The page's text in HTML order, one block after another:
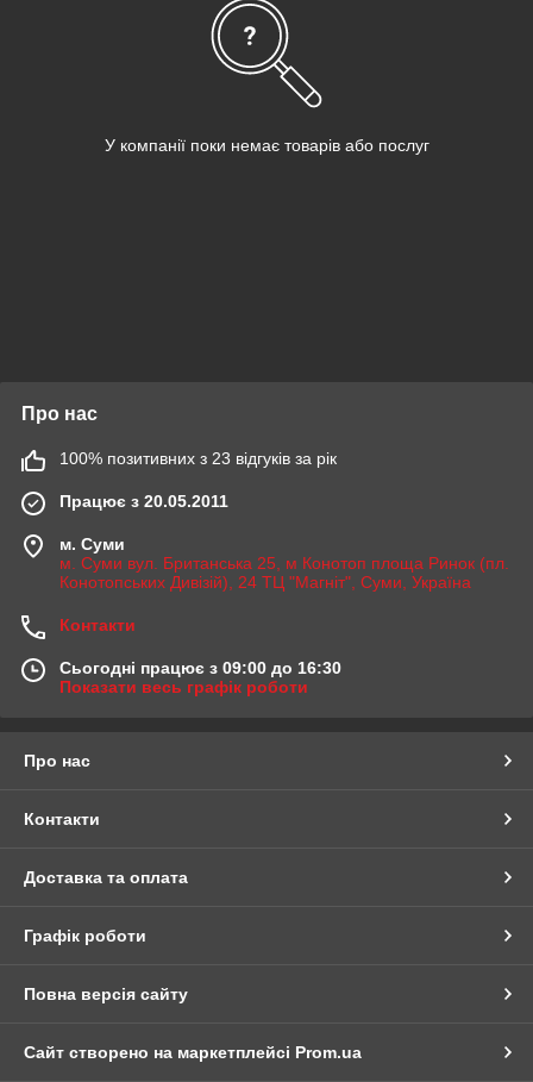
У компанії поки немає товарів або послуг
Про нас
100% позитивних з 23 відгуків за рік
Працює з 20.05.2011
м. Суми
м. Суми вул. Британська 25, м Конотоп площа Ринок (пл.
Конотопських Дивізій), 24 ТЦ "Магніт", Суми, Україна
Контакти
Сьогодні працює з 09:00 до 16:30
Показати весь графік роботи
Про нас
Контакти
Доставка та оплата
Графік роботи
Повна версія сайту
Сайт створено на маркетплейсі Prom.ua